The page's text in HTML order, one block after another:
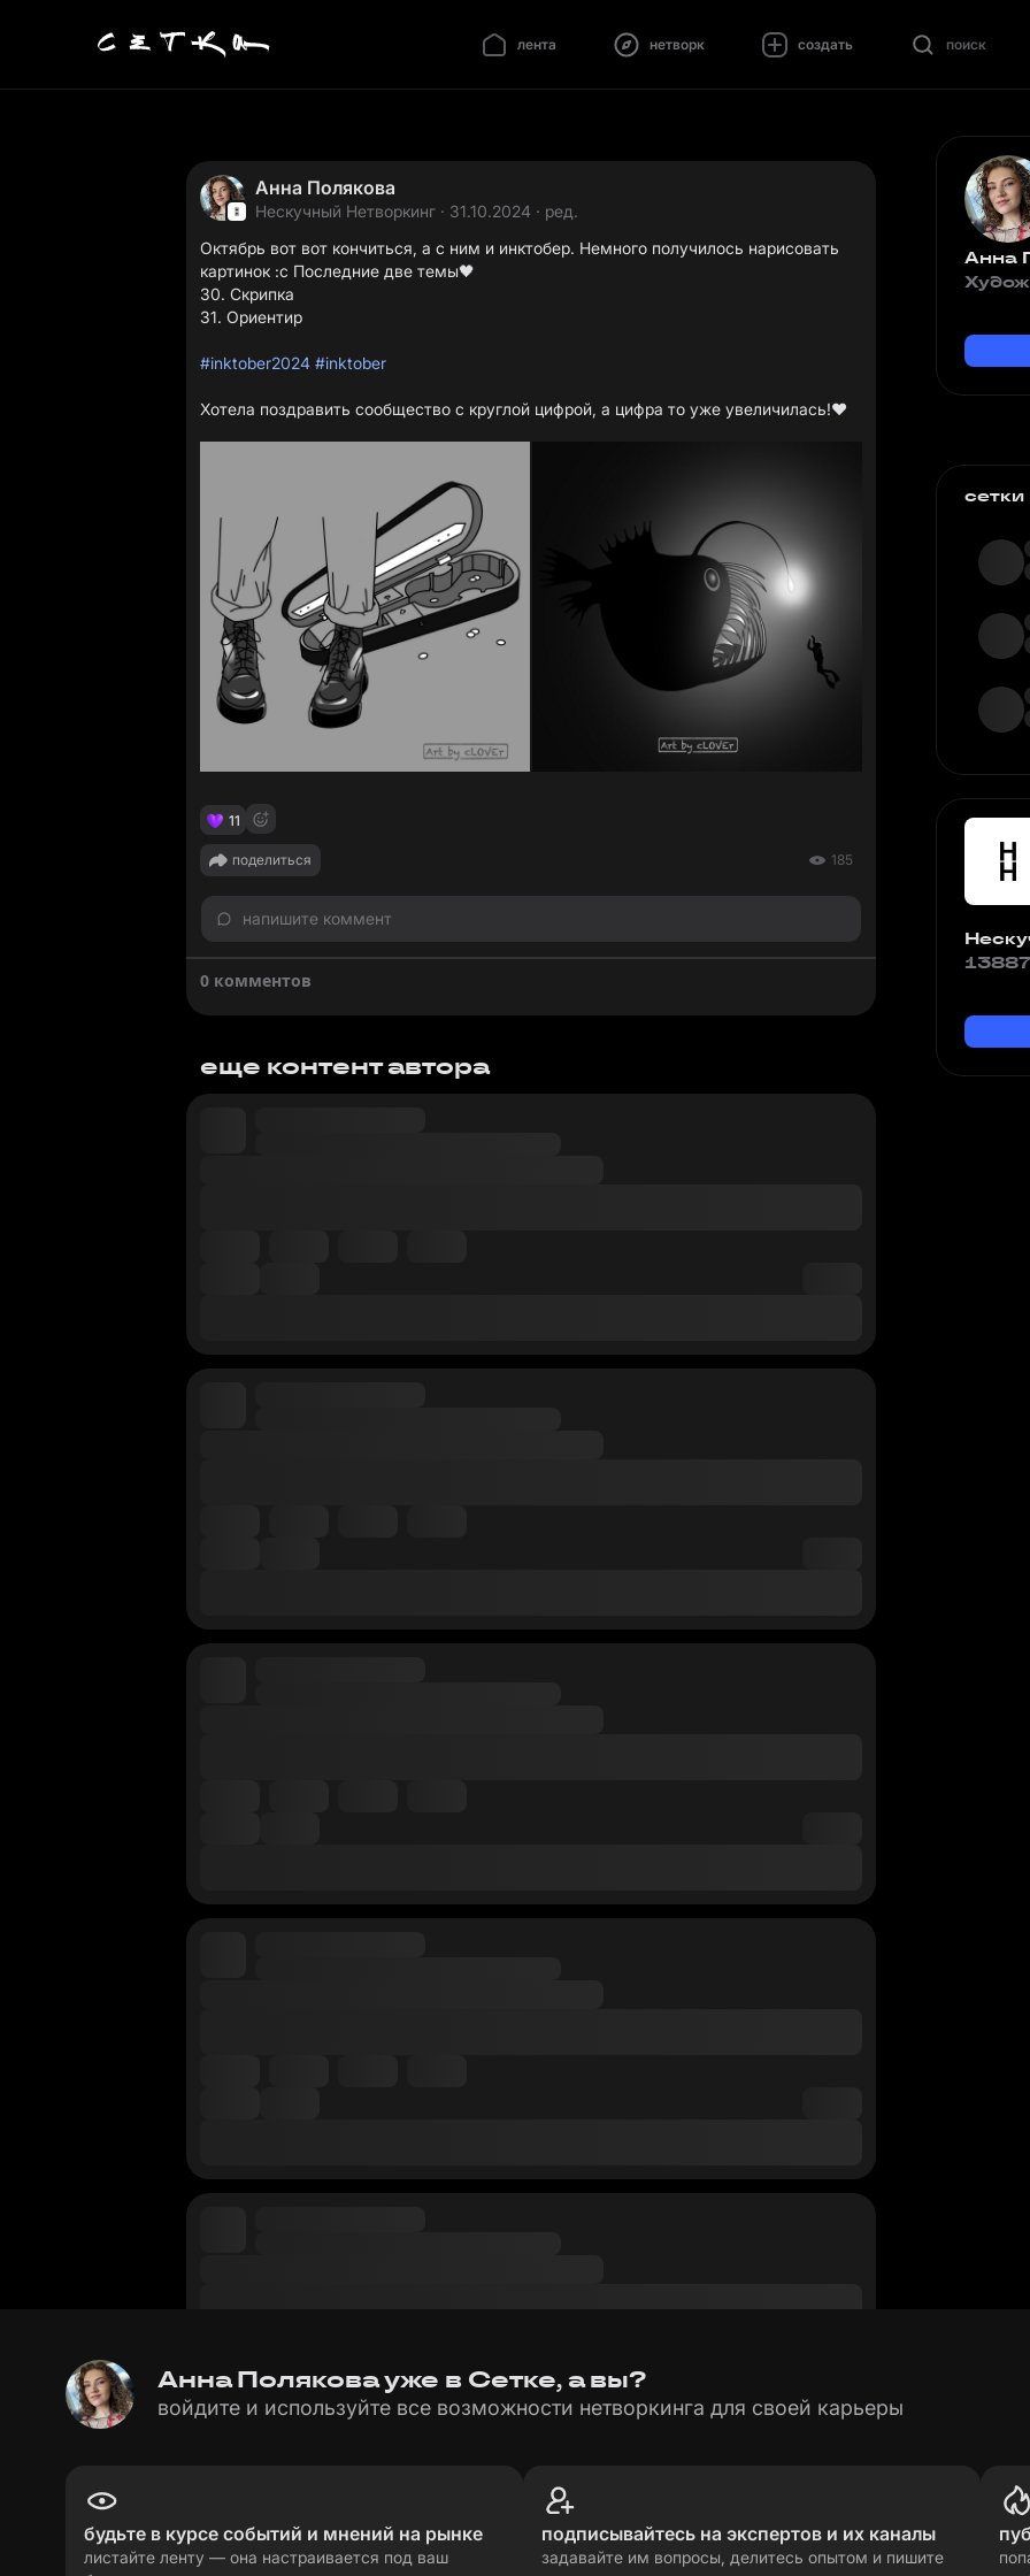
лента нетворк создать поиск
Анна Полякова
Нескучный Нетворкинг · 31.10.2024 · ред.
Октябрь вот вот кончиться, а с ним и инктобер. Немного получилось нарисовать
картинок :с Последние две темы🖤
30. Скрипка
31. Ориентир
#inktober2024 #inktober
Хотела поздравить сообщество с круглой цифрой, а цифра то уже увеличилась!❤️
11
поделиться 185
напишите коммент
0 комментов
еще контент автора
Анна
сетки
Анна Полякова уже в Сетке, а вы?
войдите и используйте все возможности нетворкинга для своей карьеры
будьте в курсе событий и мнений на рынке
листайте ленту — она настраивается под ваш
подписывайтесь на экспертов и их каналы
задавайте им вопросы, делитесь опытом и пишите